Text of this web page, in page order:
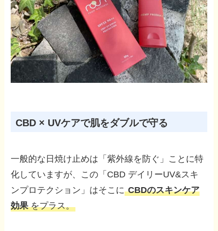
CBD × UVケアで肌をダブルで守る
一般的な日焼け止めは「紫外線を防ぐ」ことに特
化していますが、この「CBD デイリーUV&スキ
ンプロテクション」はそこに CBDのスキンケア
効果をプラス。